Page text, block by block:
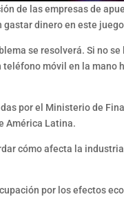
de las empresas de
dinero en este
se resolverá. Si no
móvil en la mano
por el Ministerio de
América Latina.
cómo afecta la
por los efectos